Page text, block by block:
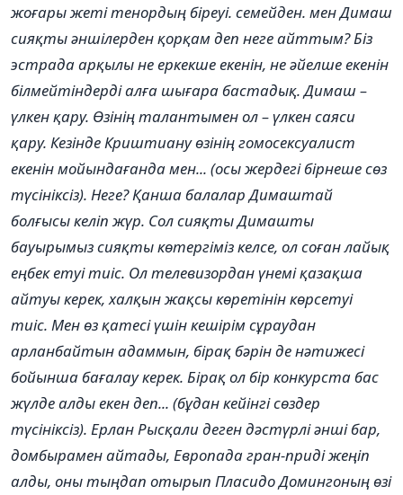
жоғары жеті тенордың біреуі. семейден. мен Димаш
сияқты әншілерден қорқам деп неге айттым? Біз
эстрада арқылы не еркекше екенін, не әйелше екенін
білмейтіндерді алға шығара бастадық. Димаш –
үлкен қару. Өзінің талантымен ол – үлкен саяси
қару. Кезінде Криштиану өзінің гомосексуалист
екенін мойындағанда мен... (осы жердегі бірнеше сөз
түсініксіз). Неге? Қанша балалар Димаштай
болғысы келіп жүр. Сол сияқты Димашты
бауырымыз сияқты көтергіміз келсе, ол соған лайық
еңбек етуі тиіс. Ол телевизордан үнемі қазақша
айтуы керек, халқын жақсы көретінін көрсетуі
тиіс. Мен өз қатесі үшін кешірім сұраудан
арланбайтын адаммын, бірақ бәрін де нәтижесі
бойынша бағалау керек. Бірақ ол бір конкурста бас
жүлде алды екен деп... (бұдан кейінгі сөздер
түсініксіз). Ерлан Рысқали деген дәстүрлі әнші бар,
домбырамен айтады, Европада гран-приді жеңіп
алды, оны тыңдап отырып Пласидо Домингоның өзі